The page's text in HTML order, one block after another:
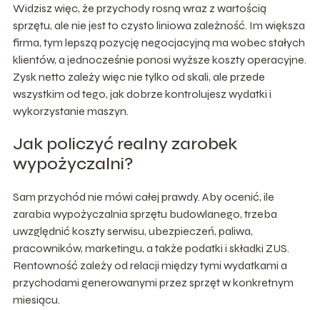
Widzisz więc, że przychody rosną wraz z wartością
sprzętu, ale nie jest to czysto liniowa zależność. Im większa
firma, tym lepszą pozycję negocjacyjną ma wobec stałych
klientów, a jednocześnie ponosi wyższe koszty operacyjne.
Zysk netto zależy więc nie tylko od skali, ale przede
wszystkim od tego, jak dobrze kontrolujesz wydatki i
wykorzystanie maszyn.
Jak policzyć realny zarobek
wypożyczalni?
Sam przychód nie mówi całej prawdy. Aby ocenić, ile
zarabia wypożyczalnia sprzętu budowlanego, trzeba
uwzględnić koszty serwisu, ubezpieczeń, paliwa,
pracowników, marketingu, a także podatki i składki ZUS.
Rentowność zależy od relacji między tymi wydatkami a
przychodami generowanymi przez sprzęt w konkretnym
miesiącu.